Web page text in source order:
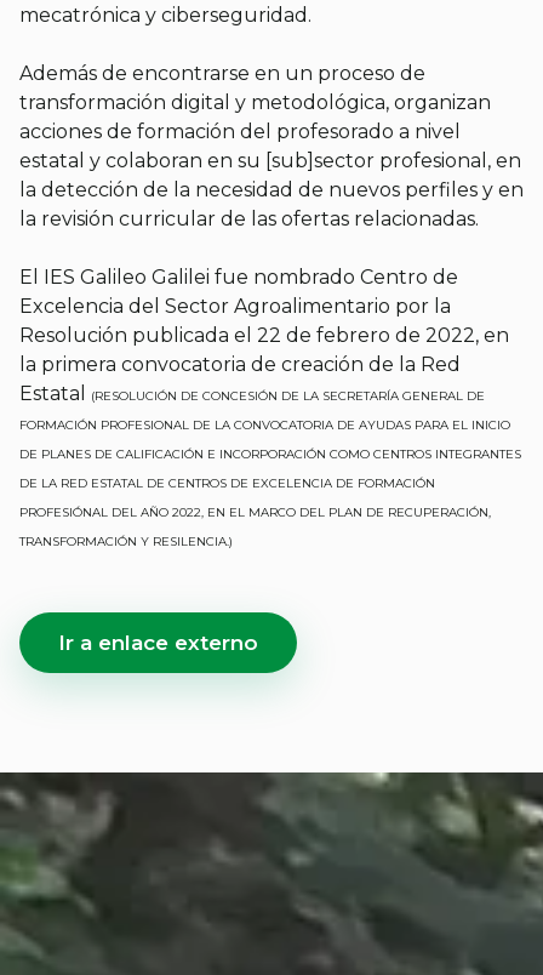
mecatrónica y ciberseguridad.
Además de encontrarse en un proceso de
transformación digital y metodológica, organizan
acciones de formación del profesorado a nivel
estatal y colaboran en su [sub]sector profesional, en
la detección de la necesidad de nuevos perfiles y en
la revisión curricular de las ofertas relacionadas.
El IES Galileo Galilei fue nombrado Centro de
Excelencia del Sector Agroalimentario por la
Resolución publicada el 22 de febrero de 2022, en
la primera convocatoria de creación de la Red
Estatal
(RESOLUCIÓN DE CONCESIÓN DE LA SECRETARÍA GENERAL DE
FORMACIÓN PROFESIONAL DE LA CONVOCATORIA DE AYUDAS PARA EL INICIO
DE PLANES DE CALIFICACIÓN E INCORPORACIÓN COMO CENTROS INTEGRANTES
DE LA RED ESTATAL DE CENTROS DE EXCELENCIA DE FORMACIÓN
PROFESIÓNAL DEL AÑO 2022, EN EL MARCO DEL PLAN DE RECUPERACIÓN,
TRANSFORMACIÓN Y RESILENCIA.)
Ir a enlace externo